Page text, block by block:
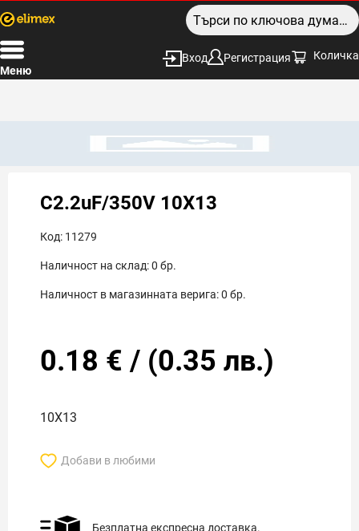
Меню
Вход Регистрация Количка
C2.2uF/350V 10X13
Код: 11279
Наличност на склад:0 бр.
Наличност в магазинната верига:0 бр.
0.18 € / (0.35 лв.)
10Х13
Добави в любими
Безплатна експресна доставка.